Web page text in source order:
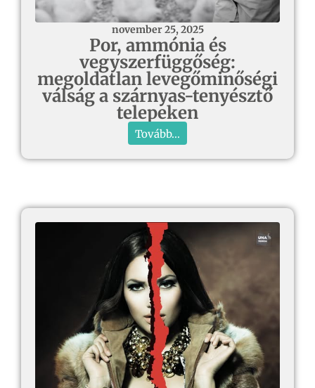
november 25, 2025
Por, ammónia és
vegyszerfüggőség:
megoldatlan levegőminőségi
válság a szárnyas-tenyésztő
telepeken
Tovább...